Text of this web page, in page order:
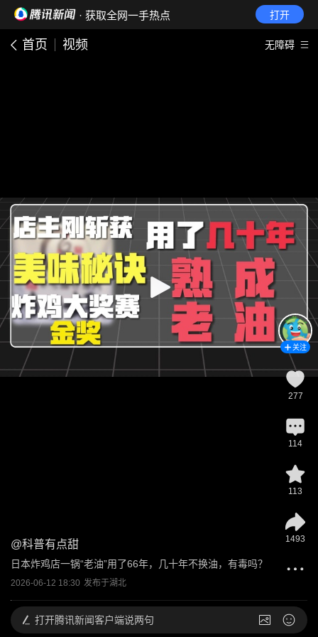
· 获取全网一手热点 打开
首页 视频 无障碍
@科普有点甜
日本炸鸡店一锅“老油”用了66年，几十年不换油，有毒吗？
2026-06-12 18:30 发布于湖北
关注
277
114
113
1493
打开腾讯新闻客户端说两句